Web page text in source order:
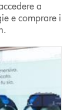
a
e comprare i